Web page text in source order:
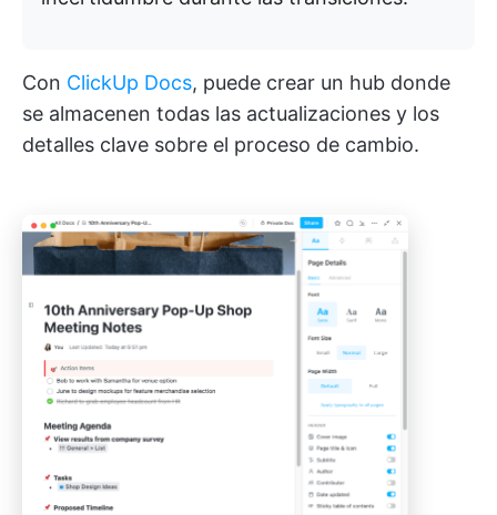
Con ClickUp Docs, puede crear un hub donde
se almacenen todas las actualizaciones y los
detalles clave sobre el proceso de cambio.